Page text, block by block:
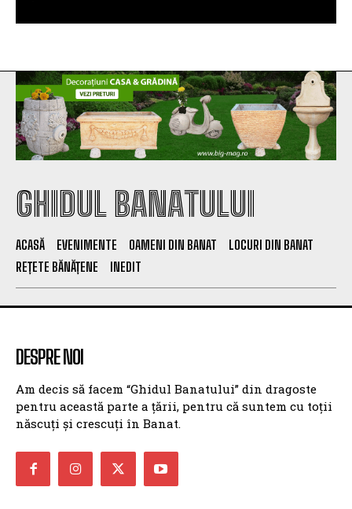
GHIDUL BANATULUI
ACASĂ EVENIMENTE OAMENI DIN BANAT
LOCURI DIN BANAT
REȚETE BĂNĂȚENE
INEDIT
DESPRE NOI
Am decis să facem “Ghidul Banatului” din dragoste
pentru această parte a țării, pentru că suntem cu toții
născuți și crescuți în Banat.